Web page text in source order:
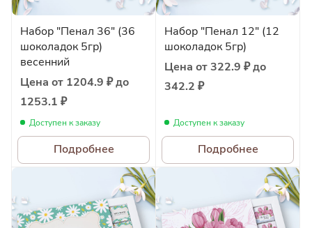
Набор "Пенал 36" (36
шоколадок 5гр)
весенний
Цена от 1204.9 ₽ до
1253.1 ₽
Доступен к заказу
Подробнее
Набор "Пенал 12" (12
шоколадок 5гр)
Цена от 322.9 ₽ до
342.2 ₽
Доступен к заказу
Подробнее